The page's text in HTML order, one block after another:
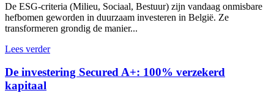
De ESG-criteria (Milieu, Sociaal, Bestuur) zijn vandaag onmisbare
hefbomen geworden in duurzaam investeren in België. Ze
transformeren grondig de manier...
Lees verder
De investering Secured A+: 100% verzekerd
kapitaal